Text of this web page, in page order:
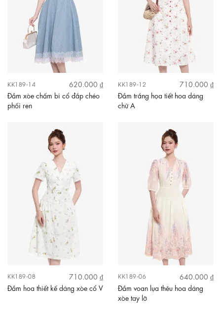
KK189-14
620.000 ₫
Đầm xòe chấm bi cổ đắp chéo
phối ren
KK189-12
710.000 ₫
Đầm trắng họa tiết hoa dáng
chữ A
KK189-08
710.000 ₫
Đầm hoa thiết kế dáng xòe cổ V
KK189-06
640.000 ₫
Đầm voan lụa thêu hoa dáng
xòe tay lỡ